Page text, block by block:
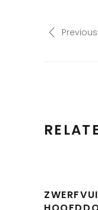
Previous